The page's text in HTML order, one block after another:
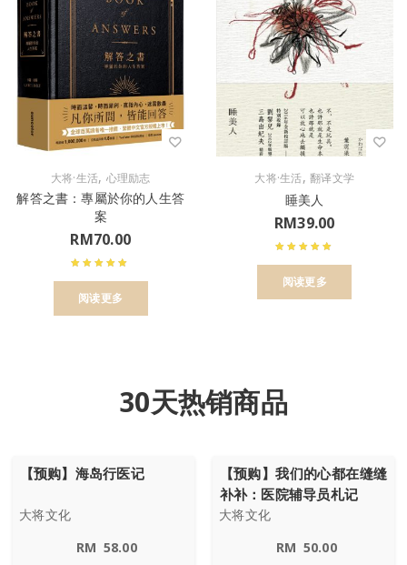
大将·生活, 心理励志
解答之書：專屬於你的人生答
案
RM70.00
阅读更多
大将·生活,翻译文学
睡美人
RM39.00
阅读更多
30天热销商品
【预购】海岛行医记
大将文化
RM 58.00
【预购】我们的心都在缝缝
补补：医院辅导员札记
大将文化
RM 50.00